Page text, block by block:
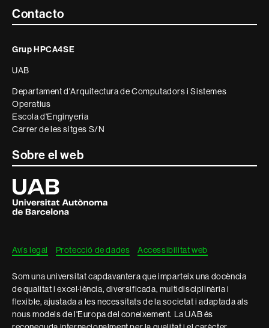
Contacte
informació
legal
Contacto
Grup HPCA4SE
UAB
Departament d'Arquitectura de Computadors i Sistemes
Operatius
Escola d'Enginyeria
Carrer de les sitges S/N
Sobre el web
Universitat
Autònoma
de
Barcelona
Avís legal Protecció de dades Accessibilitat web
Som una universitat capdavantera que imparteix una docència
de qualitat i excel·lència, diversificada, multidisciplinària i
flexible, ajustada a les necessitats de la societat i adaptada als
nous models de l'Europa del coneixement. La UAB és